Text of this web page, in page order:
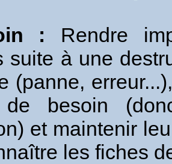
: Rendre
suite à une
(panne,
besoin
et maintenir
les fiches